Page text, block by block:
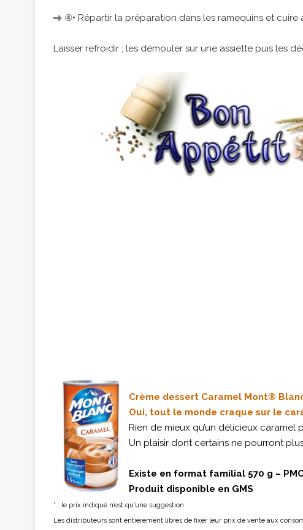
④• Répartir la préparation dans les ramequins et cuire
Laisser refroidir ; les démouler sur une assiette puis les
Crème dessert Caramel Mont®
Oui, tout le monde craque sur le
Rien de mieux qu’un délicieux
Un plaisir dont certains ne pourront
Existe en format familial 570 g –
Produit disponible en GMS
* : le prix indiqué n’est qu’une suggestion
Les distributeurs sont entièrement libres de fixer leur prix de vente aux